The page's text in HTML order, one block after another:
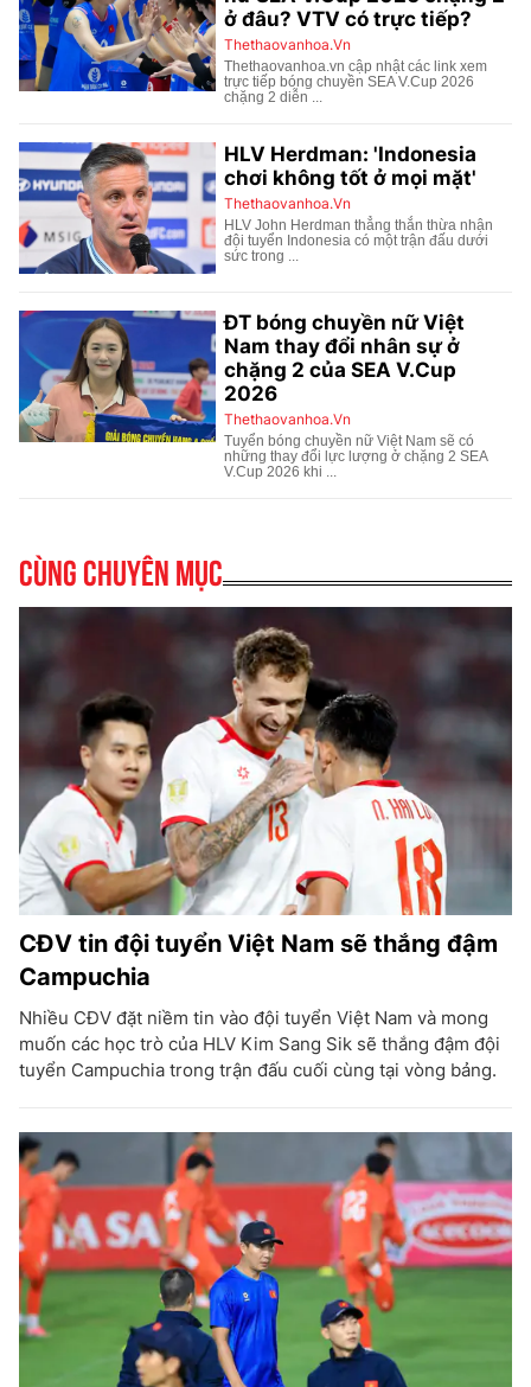
Cùng chuyên mục
CĐV tin đội tuyển Việt Nam sẽ thắng đậm
Campuchia
Nhiều CĐV đặt niềm tin vào đội tuyển Việt Nam và mong
muốn các học trò của HLV Kim Sang Sik sẽ thắng đậm đội
tuyển Campuchia trong trận đấu cuối cùng tại vòng bảng.